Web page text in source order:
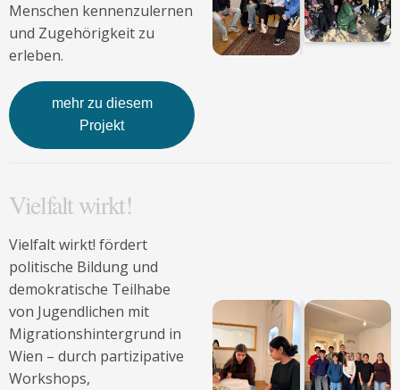
Menschen kennenzulernen
und Zugehörigkeit zu
erleben.
mehr zu diesem
Projekt
Vielfalt wirkt!
Vielfalt wirkt! fördert
politische Bildung und
demokratische Teilhabe
von Jugendlichen mit
Migrationshintergrund in
Wien – durch partizipative
Workshops,